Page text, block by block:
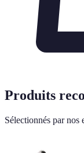
Produits
Sélectionnés par nos